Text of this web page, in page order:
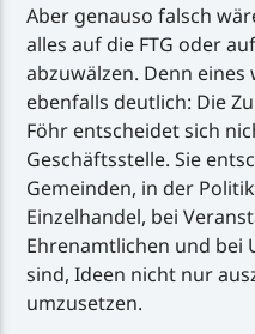
Aber genauso falsch
alles auf die FTG oder
abzuwälzen. Denn
ebenfalls deutlich: Die
Föhr entscheidet sich
Geschäftsstelle. Sie
Gemeinden, in der
Einzelhandel, bei
Ehrenamtlichen und bei
sind, Ideen nicht nur
umzusetzen.